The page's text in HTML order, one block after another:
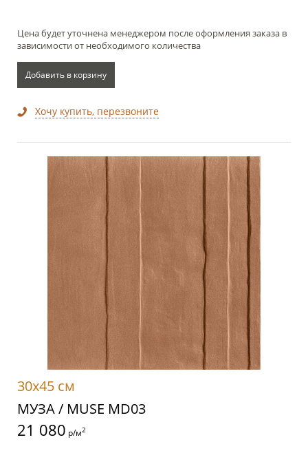
Цена будет уточнена менеджером после оформления заказа в
зависимости от необходимого количества
Добавить в корзину
Хочу купить, перезвоните
30x45 см
МУЗА / MUSE MD03
21 080 р/м2